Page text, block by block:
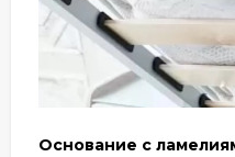
Основание с